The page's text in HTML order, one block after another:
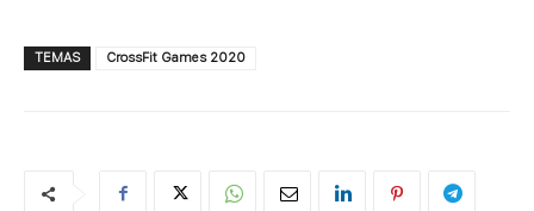
TEMAS CrossFit Games 2020